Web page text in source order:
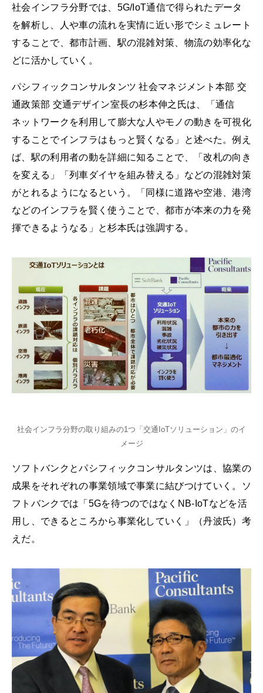
社会インフラ分野では、5G/IoT通信で得られたデータ
を解析し、人や車の流れを実情に近い形でシミュレート
することで、都市計画、駅の混雑対策、物流の効率化な
どに活かしていく。
パシフィックコンサルタンツ 社会マネジメント本部 交
通政策部 交通デザイン室長の杉本伸之氏は、「通信
ネットワークを利用して膨大な人やモノの動きを可視化
することでインフラはもっと賢くなる」と述べた。例え
ば、駅の利用者の動を詳細に知ることで、「改札の向き
を変える」「列車ダイヤを組み替える」などの混雑対策
がとれるようになるという。「同様に道路や空港、港湾
などのインフラを賢く使うことで、都市が本来の力を発
揮できるようなる」と杉本氏は強調する。
社会インフラ分野の取り組みの1つ「交通IoTソリューション」のイ
メージ
ソフトバンクとパシフィックコンサルタンツは、協業の
成果をそれぞれの事業領域で事業に結びつけていく。ソ
フトバンクでは「5Gを待つのではなくNB-IoTなどを活
用し、できるところから事業化していく」（丹波氏）考
えだ。